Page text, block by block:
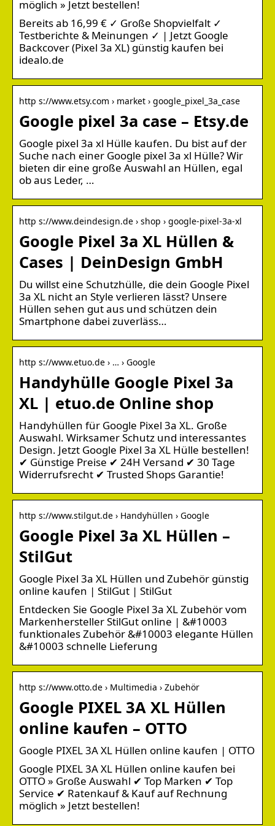
möglich » Jetzt bestellen!
Bereits ab 16,99 € ✓ Große Shopvielfalt ✓
Testberichte & Meinungen ✓ | Jetzt Google
Backcover (Pixel 3a XL) günstig kaufen bei
idealo.de
http s://www.etsy.com › market › google_pixel_3a_case
Google pixel 3a case – Etsy.de
Google pixel 3a xl Hülle kaufen. Du bist auf der
Suche nach einer Google pixel 3a xl Hülle? Wir
bieten dir eine große Auswahl an Hüllen, egal
ob aus Leder, …
http s://www.deindesign.de › shop › google-pixel-3a-xl
Google Pixel 3a XL Hüllen &
Cases | DeinDesign GmbH
Du willst eine Schutzhülle, die dein Google Pixel
3a XL nicht an Style verlieren lässt? Unsere
Hüllen sehen gut aus und schützen dein
Smartphone dabei zuverläss…
http s://www.etuo.de › … › Google
Handyhülle Google Pixel 3a
XL | etuo.de Online shop
Handyhüllen für Google Pixel 3a XL. Große
Auswahl. Wirksamer Schutz und interessantes
Design. Jetzt Google Pixel 3a XL Hülle bestellen!
✔ Günstige Preise ✔ 24H Versand ✔ 30 Tage
Widerrufsrecht ✔ Trusted Shops Garantie!
http s://www.stilgut.de › Handyhüllen › Google
Google Pixel 3a XL Hüllen –
StilGut
Google Pixel 3a XL Hüllen und Zubehör günstig
online kaufen | StilGut | StilGut
Entdecken Sie Google Pixel 3a XL Zubehör vom
Markenhersteller StilGut online | &#10003
funktionales Zubehör &#10003 elegante Hüllen
&#10003 schnelle Lieferung
http s://www.otto.de › Multimedia › Zubehör
Google PIXEL 3A XL Hüllen
online kaufen – OTTO
Google PIXEL 3A XL Hüllen online kaufen | OTTO
Google PIXEL 3A XL Hüllen online kaufen bei
OTTO » Große Auswahl ✔ Top Marken ✔ Top
Service ✔ Ratenkauf & Kauf auf Rechnung
möglich » Jetzt bestellen!